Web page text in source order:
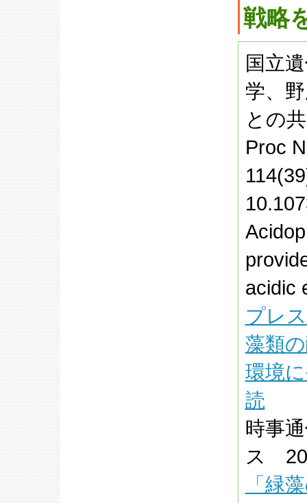
戦略
国立
学、
との
Proc
acidic
プレ
藻類
環境
読
時事
ス
「緑